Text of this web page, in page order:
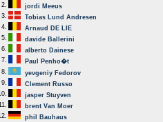
2.
jordi Meeus
3.
Tobias Lund Andresen
4.
Arnaud DE LIE
5.
davide Ballerini
6.
alberto Dainese
7.
Paul Penho�t
8.
yevgeniy Fedorov
9.
Clement Russo
jasper Stuyven
brent Van Moer
phil Bauhaus